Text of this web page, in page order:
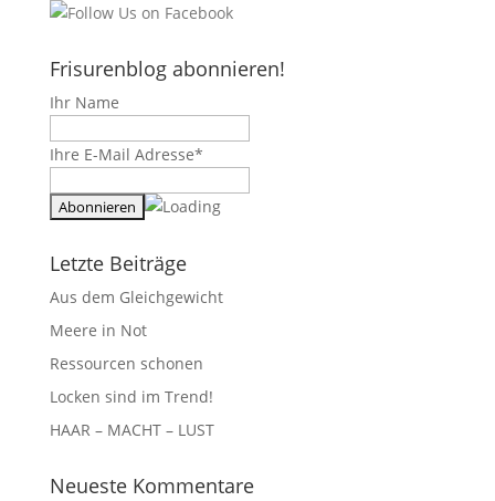
Frisurenblog abonnieren!
Ihr Name
Ihre E-Mail Adresse*
Letzte Beiträge
Aus dem Gleichgewicht
Meere in Not
Ressourcen schonen
Locken sind im Trend!
HAAR – MACHT – LUST
Neueste Kommentare